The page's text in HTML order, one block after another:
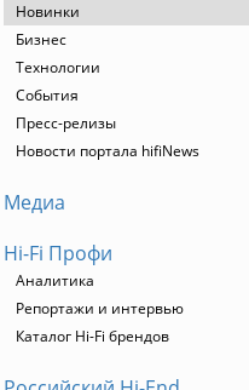
Новинки
Бизнес
Технологии
События
Пресс-релизы
Новости портала hifiNews
Медиа
Hi-Fi Профи
Аналитика
Репортажи и интервью
Каталог Hi-Fi брендов